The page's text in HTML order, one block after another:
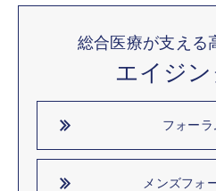
総合医療が支える
エイジ
フォーラ
メンズフォ